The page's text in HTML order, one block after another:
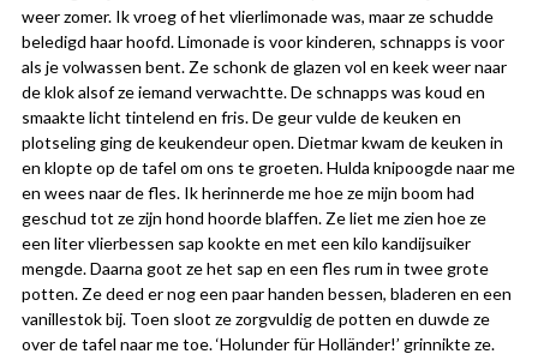
weer zomer. Ik vroeg of het vlierlimonade was, maar ze schudde
beledigd haar hoofd. Limonade is voor kinderen, schnapps is voor
als je volwassen bent. Ze schonk de glazen vol en keek weer naar
de klok alsof ze iemand verwachtte. De schnapps was koud en
smaakte licht tintelend en fris. De geur vulde de keuken en
plotseling ging de keukendeur open. Dietmar kwam de keuken in
en klopte op de tafel om ons te groeten. Hulda knipoogde naar me
en wees naar de fles. Ik herinnerde me hoe ze mijn boom had
geschud tot ze zijn hond hoorde blaffen. Ze liet me zien hoe ze
een liter vlierbessen sap kookte en met een kilo kandijsuiker
mengde. Daarna goot ze het sap en een fles rum in twee grote
potten. Ze deed er nog een paar handen bessen, bladeren en een
vanillestok bij. Toen sloot ze zorgvuldig de potten en duwde ze
over de tafel naar me toe. ‘Holunder für Holländer!’ grinnikte ze.